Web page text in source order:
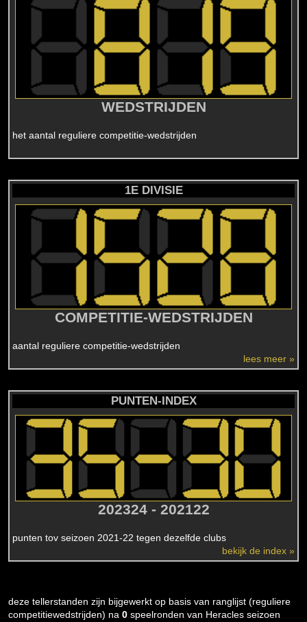
WEDSTRIJDEN
het aantal reguliere competitie-wedstrijden
1E DIVISIE
COMPETITIE-WEDSTRIJDEN
aantal reguliere competitie-wedstrijden
lees meer »
PUNTEN-INDEX
202324 - 202122
punten tov seizoen 2021-22 tegen dezelfde clubs
bekijk de index »
deze tellerstanden zijn bijgewerkt op basis van ranglijst (reguliere
competitiewedstrijden) na 0 speelronden van Heracles seizoen